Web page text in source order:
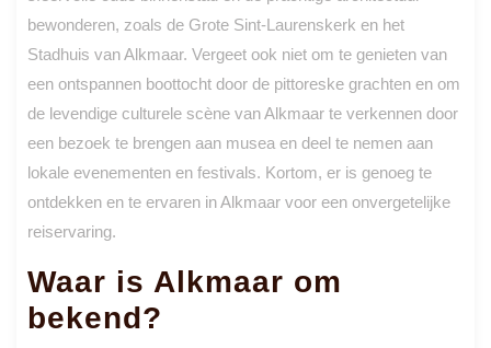
bewonderen, zoals de Grote Sint-Laurenskerk en het
Stadhuis van Alkmaar. Vergeet ook niet om te genieten van
een ontspannen boottocht door de pittoreske grachten en om
de levendige culturele scène van Alkmaar te verkennen door
een bezoek te brengen aan musea en deel te nemen aan
lokale evenementen en festivals. Kortom, er is genoeg te
ontdekken en te ervaren in Alkmaar voor een onvergetelijke
reiservaring.
Waar is Alkmaar om
bekend?